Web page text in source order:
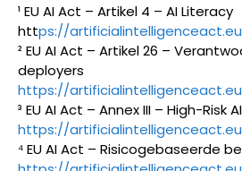
¹ EU AI Act – Artikel 4 – AI Literacy
https://
² EU AI Act – Artikel 26 –
deployers
https://
³ EU AI Act – Annex III – High-Risk
https://
⁴ EU AI Act – Risicogebaseerde